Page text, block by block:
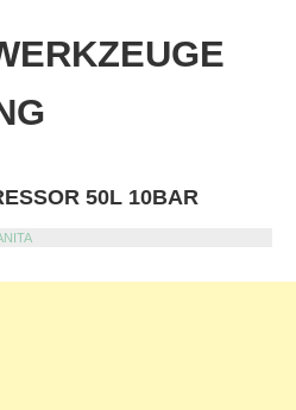
50L 10BAR